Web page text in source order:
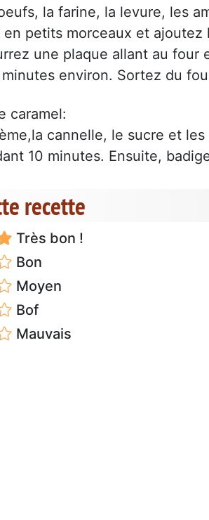
la farine, la levure, les
en petits morceaux et ajoutez
une plaque allant au four
environ. Sortez du
caramel:
cannelle, le sucre et
10 minutes. Ensuite,
recette
Très bon !
Bon
Moyen
Bof
Mauvais